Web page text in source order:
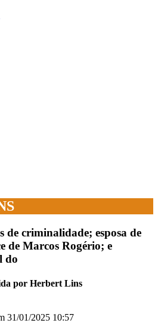
de criminalidade; esposa de
de Marcos Rogério; e
do
por Herbert Lins
31/01/2025 10:57